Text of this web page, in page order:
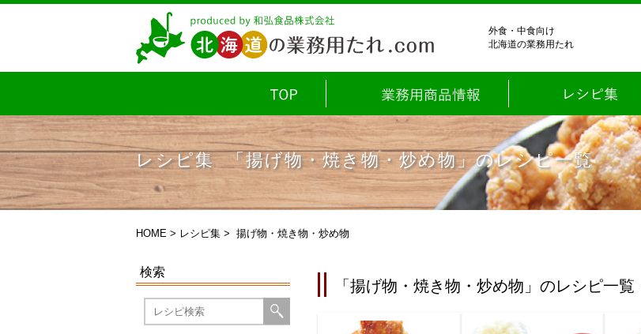
外食・中食向け
北海道の業務用たれ
レシピ集 「揚げ物・焼き物・炒め物」のレシピ一覧
HOME > レシピ集 > 揚げ物・焼き物・炒め物
「揚げ物・焼き物・炒め物」のレシピ一覧
検索